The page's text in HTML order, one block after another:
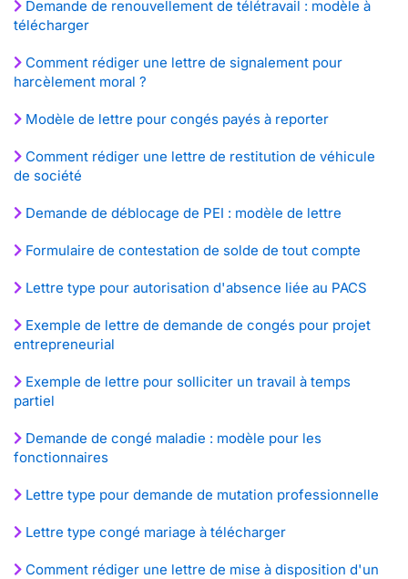
Demande de renouvellement de télétravail : modèle à
télécharger
Comment rédiger une lettre de signalement pour
harcèlement moral ?
Modèle de lettre pour congés payés à reporter
Comment rédiger une lettre de restitution de véhicule
de société
Demande de déblocage de PEI : modèle de lettre
Formulaire de contestation de solde de tout compte
Lettre type pour autorisation d'absence liée au PACS
Exemple de lettre de demande de congés pour projet
entrepreneurial
Exemple de lettre pour solliciter un travail à temps
partiel
Demande de congé maladie : modèle pour les
fonctionnaires
Lettre type pour demande de mutation professionnelle
Lettre type congé mariage à télécharger
Comment rédiger une lettre de mise à disposition d'un